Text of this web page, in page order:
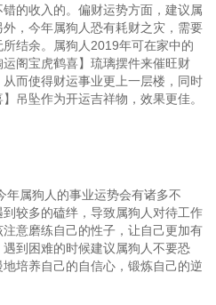
的收入的。偏财运势方面，建议属
，今年属狗人恐有耗财之灾，需要
结余。属狗人2019年可在家中的
阁宝虎鹤喜】琉璃摆件来催旺财
而使得财运事业更上一层楼，同时
吊坠作为开运吉祥物，效果更佳。
年属狗人的事业运势会有诸多不
较多的磕绊，导致属狗人对待工作
意磨练自己的性子，让自己更加有
到困难的时候建议属狗人不要恐
培养自己的自信心，锻炼自己的逆